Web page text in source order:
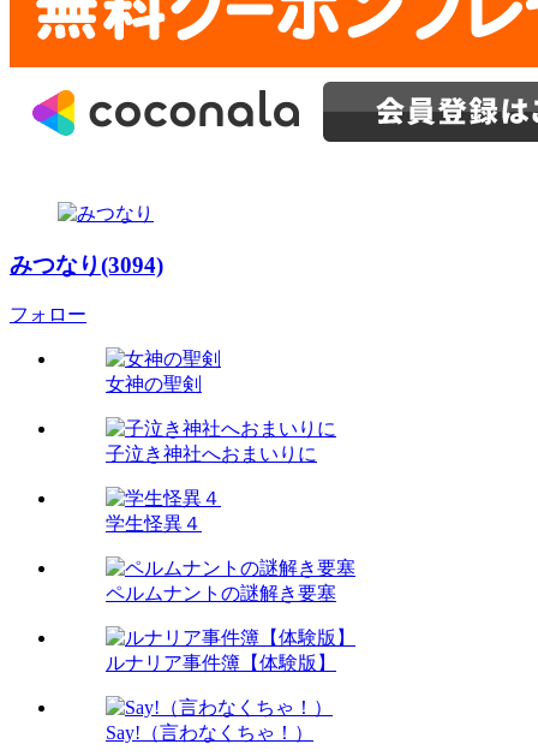
みつなり(3094)
フォロー
女神の聖剣
子泣き神社へおまいりに
学生怪異４
ペルムナントの謎解き要塞
ルナリア事件簿【体験版】
Say!（言わなくちゃ！）